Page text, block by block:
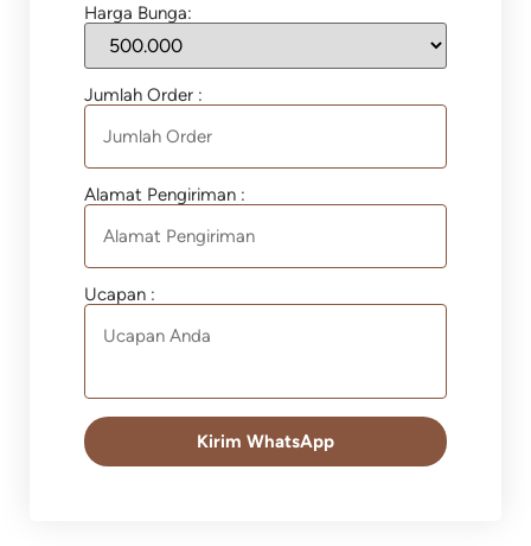
Harga Bunga:
Jumlah Order :
Alamat Pengiriman :
Ucapan :
Kirim WhatsApp